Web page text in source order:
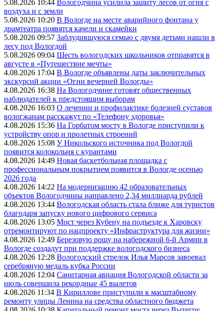
5.08.2026 10:44 Вологодчина усилила защиту лесов от огня с
воздуха и с земли
5.08.2026 10:20 В Вологде на месте аварийного фонтана у
драмтеатра появятся качели и скамейки
5.08.2026 09:57 Заблудившуюся семью с двумя детьми нашли в
лесу под Вологдой
5.08.2026 09:04 Шесть вологодских школьников отправятся в
августе в «Путешествие мечты»
4.08.2026 17:04 В Вологде объявлены даты заключительных
экскурсий акции «Огни вечерней Вологды»
4.08.2026 16:38 На Вологодчине готовят общественных
наблюдателей к предстоящим выборам
4.08.2026 16:03 О лечении и профилактике болезней суставов
вологжанам расскажут по «Телефону здоровья»
4.08.2026 15:36 На Горбатом мосту в Вологде приступили к
устройству опор и пролетных строений
4.08.2026 15:08 У Никольского источника под Вологдой
появится колокольня с курантами
4.08.2026 14:49 Новая баскетбольная площадка с
профессиональным покрытием появится в Вологде осенью
2026 года
4.08.2026 14:22 На модернизацию 42 образовательных
объектов Вологодчины направлено 2,34 миллиарда рублей
4.08.2026 13:44 Вологодская область стала ближе для туристов
благодаря запуску нового цифрового сервиса
4.08.2026 13:05 Мост через Кубену на подъезде к Харовску
отремонтируют по нацпроекту «Инфраструктура для жизни»
4.08.2026 12:49 Березовую рощу на набережной 6-й Армии в
Вологде создадут при поддержке вологодского бизнеса
4.08.2026 12:28 Вологодский стрелок Илья Марсов завоевал
серебряную медаль кубка России
4.08.2026 12:04 Санитарная авиация Вологодской области за
июль совершила рекордные 45 вылетов
4.08.2026 11:34 В Кириллове приступили к масштабному
ремонту улицы Ленина на средства областного бюджета